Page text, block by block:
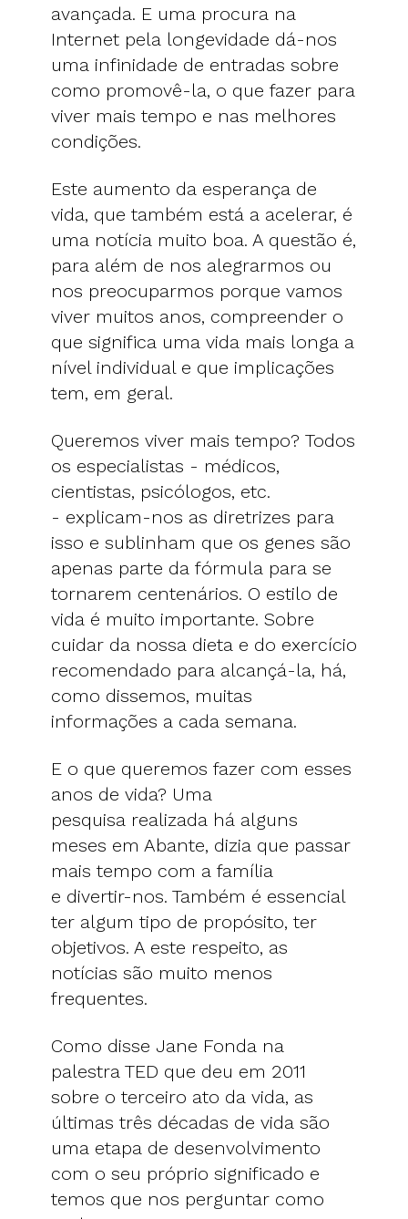
avançada. E uma procura na
Internet pela longevidade dá-nos
uma infinidade de entradas sobre
como promovê-la, o que fazer para
viver mais tempo e nas melhores
condições.
Este aumento da esperança de
vida, que também está a acelerar, é
uma notícia muito boa. A questão é,
para além de nos alegrarmos ou
nos preocuparmos porque vamos
viver muitos anos, compreender o
que significa uma vida mais longa a
nível individual e que implicações
tem, em geral.
Queremos viver mais tempo? Todos
os especialistas - médicos,
cientistas, psicólogos, etc.
- explicam-nos as diretrizes para
isso e sublinham que os genes são
apenas parte da fórmula para se
tornarem centenários. O estilo de
vida é muito importante. Sobre
cuidar da nossa dieta e do exercício
recomendado para alcançá-la, há,
como dissemos, muitas
informações a cada semana.
E o que queremos fazer com esses
anos de vida? Uma
pesquisa realizada há alguns
meses em Abante, dizia que passar
mais tempo com a família
e divertir-nos. Também é essencial
ter algum tipo de propósito, ter
objetivos. A este respeito, as
notícias são muito menos
frequentes.
Como disse Jane Fonda na
palestra TED que deu em 2011
sobre o terceiro ato da vida, as
últimas três décadas de vida são
uma etapa de desenvolvimento
com o seu próprio significado e
temos que nos perguntar como